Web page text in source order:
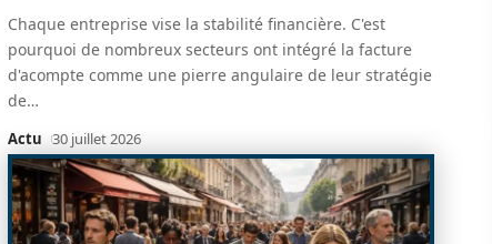
Chaque entreprise vise la stabilité financière. C'est
pourquoi de nombreux secteurs ont intégré la facture
d'acompte comme une pierre angulaire de leur stratégie
de…
Actu 30 juillet 2026